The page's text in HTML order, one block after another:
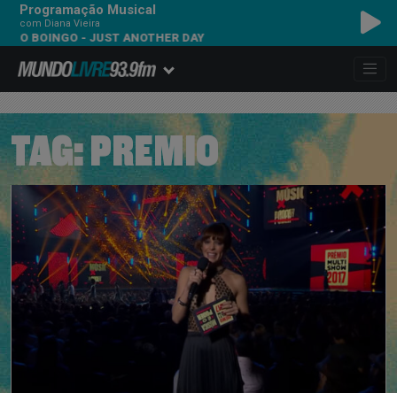
Programação Musical
com Diana Vieira
BOINGO - JUST ANOTHER DAY
TAG: PREMIO